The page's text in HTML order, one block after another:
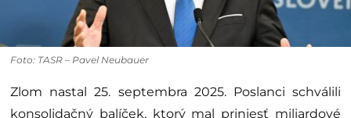
Foto: TASR – Pavel Neubauer
Zlom nastal 25. septembra 2025. Poslanci schválili
konsolidačný balíček, ktorý mal priniesť miliardové